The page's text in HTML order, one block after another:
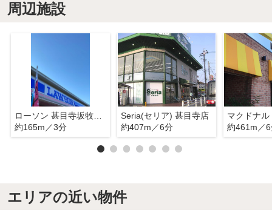
周辺施設
ローソン 甚目寺坂牧東店
約165m／3分
Seria(セリア) 甚目寺店
約407m／6分
マクドナ
約461m／
エリアの近い物件